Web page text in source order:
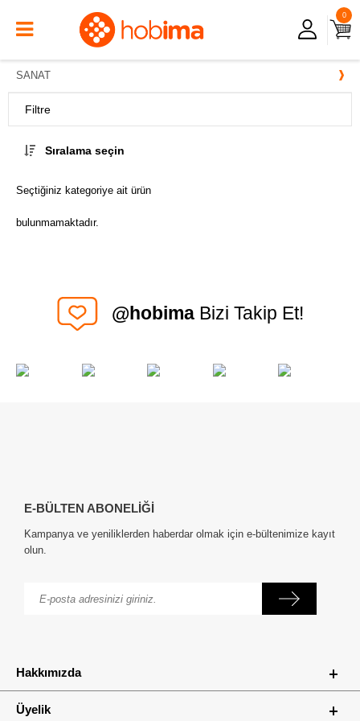
0
SANAT
Filtre
Sıralama seçin
Seçtiğiniz kategoriye ait ürün
bulunmamaktadır.
@hobimaBizi Takip Et!
E-BÜLTEN ABONELİĞİ
Kampanya ve yeniliklerden haberdar olmak için e-bültenimize kayıt
olun.
Hakkımızda
Üyelik